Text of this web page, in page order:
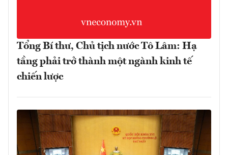
Tổng Bí thư, Chủ tịch nước Tô Lâm: Hạ
tầng phải trở thành một ngành kinh tế
chiến lược